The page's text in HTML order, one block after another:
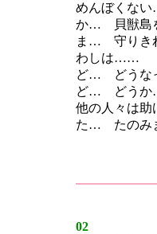
めんぼくな
か… 貝獣島
ま… 守りき
わしは……
ど… どうな
ど… どう
他の人々は
た… たのみ
02